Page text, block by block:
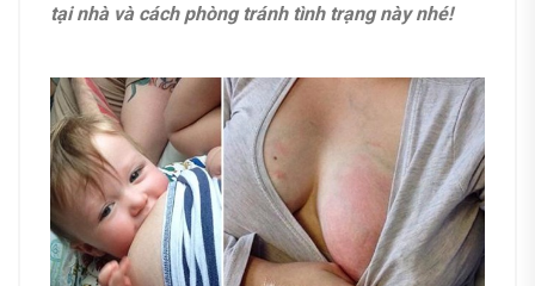
tại nhà và cách phòng tránh tình trạng này nhé!